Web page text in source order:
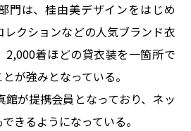
門は、桂由美デザインをはじめ
クションなどの人気ブランド衣
2,000着ほどの貸衣装を一箇所で
が強みとなっている。
館が提携会員となっており、ネッ
きるようになっている。